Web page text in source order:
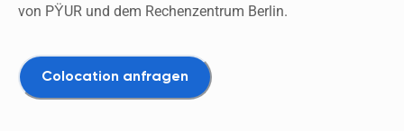
von PŸUR und dem Rechenzentrum Berlin.
Colocation anfragen